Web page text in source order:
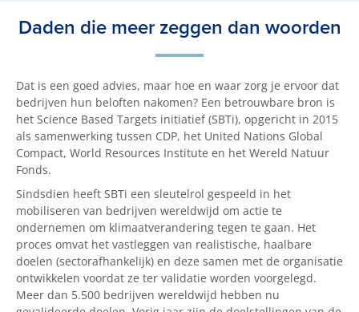
Daden die meer zeggen dan woorden
Dat is een goed advies, maar hoe en waar zorg je ervoor dat
bedrijven hun beloften nakomen? Een betrouwbare bron is
het Science Based Targets initiatief (SBTi), opgericht in 2015
als samenwerking tussen CDP, het United Nations Global
Compact, World Resources Institute en het Wereld Natuur
Fonds.
Sindsdien heeft SBTi een sleutelrol gespeeld in het
mobiliseren van bedrijven wereldwijd om actie te
ondernemen om klimaatverandering tegen te gaan. Het
proces omvat het vastleggen van realistische, haalbare
doelen (sectorafhankelijk) en deze samen met de organisatie
ontwikkelen voordat ze ter validatie worden voorgelegd.
Meer dan 5.500 bedrijven wereldwijd hebben nu